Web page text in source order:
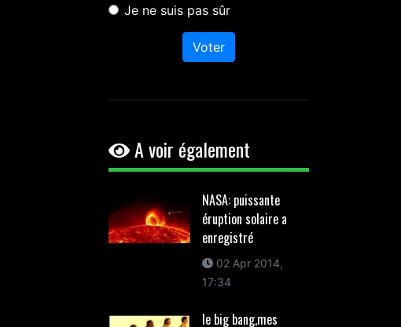
Je ne suis pas sûr
Voter
A voir également
NASA: puissante
éruption solaire a
enregistré
02 Apr 2014,
17:34
le big bang,mes